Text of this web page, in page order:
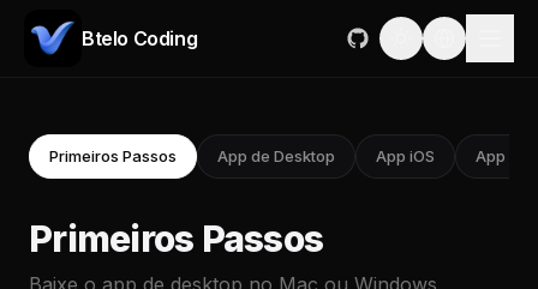
Btelo Coding
Primeiros Passos App de Desktop App iOS App
Primeiros Passos
Baixe o app de desktop no Mac ou Windows,